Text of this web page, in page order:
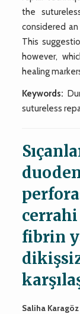
the
considered
This
however,
healing
Keywords:
sutureless
cerrahi
fibrin
Saliha Karagöz